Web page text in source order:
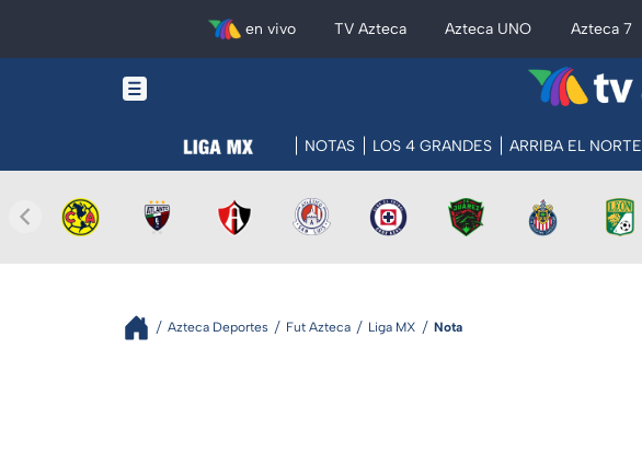
en vivo TV Azteca Azteca UNO Azteca 7
NOTAS LOS 4 GRANDES ARRIBA EL NORTE
Azteca Deportes Fut Azteca Liga MX Nota